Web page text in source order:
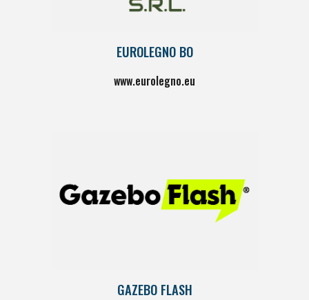
EUROLEGNO BO
www.eurolegno.eu
GAZEBO FLASH